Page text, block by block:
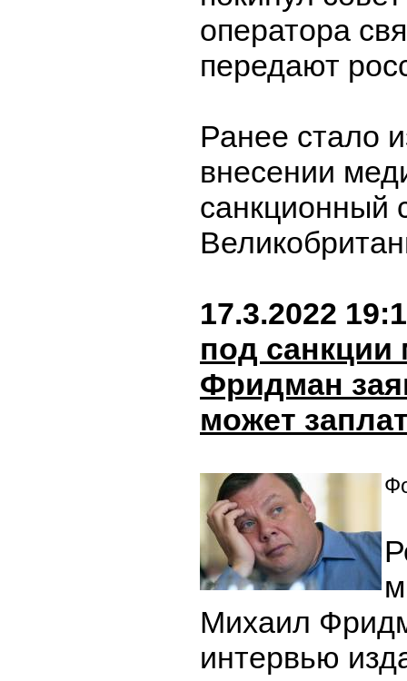
оператора
передают
Ранее стало
внесении
санкционный
17.3.2022
под
Фридман
может
Михаил
интервью